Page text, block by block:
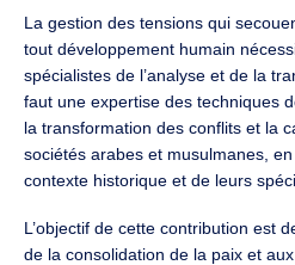
La gestion des tensions qui
tout développement humain
spécialistes de l’analyse et de la
faut une expertise des techniques
la transformation des conflits et la
sociétés arabes et musulmanes,
contexte historique et de leurs
L’objectif de cette contribution est
de la consolidation de la paix et